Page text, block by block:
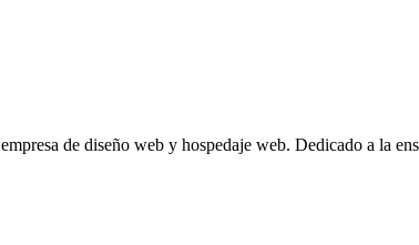
empresa de diseño web y hospedaje web. Dedicado a la